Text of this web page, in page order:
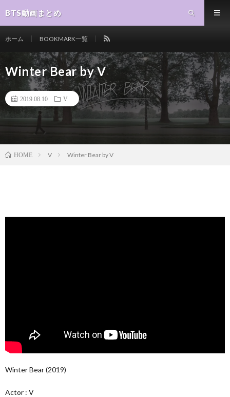
BTS動画まとめ
ホーム BOOKMARK一覧
Winter Bear by V
2019.08.10 V
HOME V Winter Bear by V
Winter Bear (2019)
Actor : V